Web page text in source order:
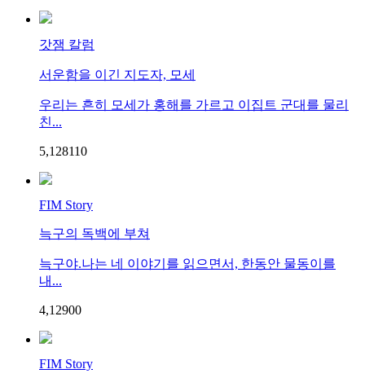
갓잼 칼럼
서운함을 이긴 지도자, 모세
우리는 흔히 모세가 홍해를 가르고 이집트 군대를 물리
친...
5,128110
FIM Story
늑구의 독백에 부쳐
늑구야.나는 네 이야기를 읽으면서, 한동안 물동이를
내...
4,12900
FIM Story